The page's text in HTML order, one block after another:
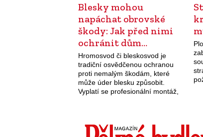
Blesky mohou
napáchat obrovské
škody: Jak před nimi
ochránit dům…
Hromosvod či bleskosvod je
tradiční osvědčenou ochranou
proti nemalým škodám, které
může úder blesku způsobit.
Vyplatí se profesionální montáž,